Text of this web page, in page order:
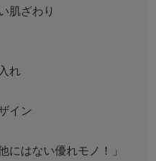
肌ざわり
れ
イン
にはない優れモノ！」